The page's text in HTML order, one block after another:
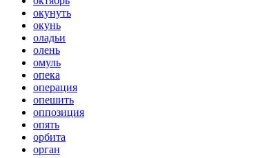
окунуть
окунь
оладьи
олень
омуль
опека
операция
опешить
оппозиция
опять
орбита
орган